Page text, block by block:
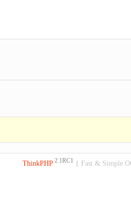
ThinkPHP 2.1RC1 { Fast & Simple